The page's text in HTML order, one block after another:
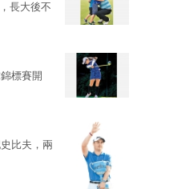
長大後不
標賽開
比夫，兩